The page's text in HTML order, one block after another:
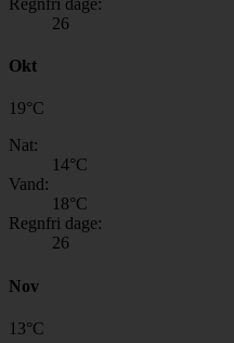
26
Okt
19°C
Nat:
14°C
Vand:
18°C
Regnfri dage:
26
Nov
13°C